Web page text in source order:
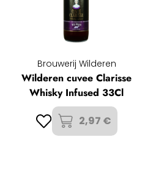
Brouwerij Wilderen
Wilderen cuvee Clarisse
Whisky Infused 33Cl
2,97 €